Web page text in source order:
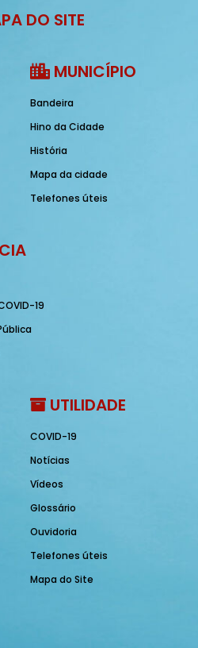
DO SITE
MUNICÍPIO
Bandeira
Hino da Cidade
História
Mapa da cidade
Telefones úteis
19
UTILIDADE
COVID-19
Notícias
Vídeos
Glossário
Ouvidoria
Telefones úteis
Mapa do Site